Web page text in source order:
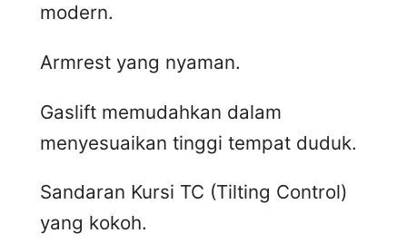
modern.
Armrest yang nyaman.
Gaslift memudahkan dalam
menyesuaikan tinggi tempat duduk.
Sandaran Kursi TC (Tilting Control)
yang kokoh.